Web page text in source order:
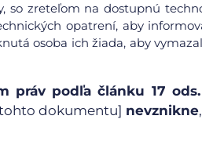
so zreteľom na dostupnú
opatrení, aby
osoba ich žiada, aby
práv podľa článku 17 ods.
dokumentu] nevznikne